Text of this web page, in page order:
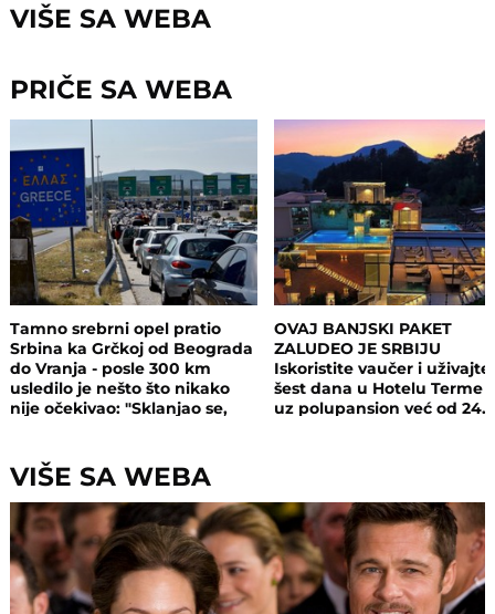
VIŠE SA WEBA
PRIČE SA WEBA
Tamno srebrni opel pratio
Srbina ka Grčkoj od Beograda
do Vranja - posle 300 km
usledilo je nešto što nikako
nije očekivao: "Sklanjao se,
OVAJ BANJSKI PAKET
ZALUDEO JE SRBIJU
Iskoristite vaučer i uživajte
šest dana u Hotelu Terme
uz polupansion već od
VIŠE SA WEBA